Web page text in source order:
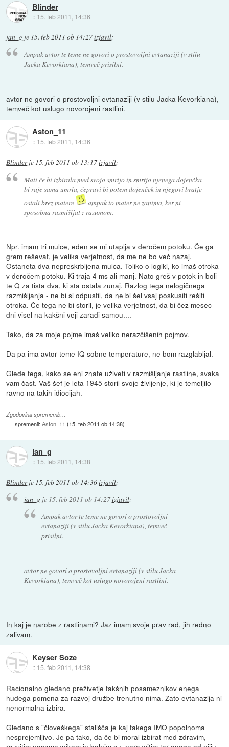
Blinder
:: 15. feb 2011, 14:36
jan_g je 15. feb 2011 ob 14:27izjavil:
Ampak avtor te teme ne govori o prostovoljni evtanaziji (v stilu
Jacka Kevorkiana), temveč prisilni.
avtor ne govori o prostovoljni evtanaziji (v stilu Jacka Kevorkiana),
temveč kot uslugo novorojeni rastlini.
Aston_11
:: 15. feb 2011, 14:36
Blinderje 15. feb 2011 ob 13:17izjavil:
Mati če bi izbirala med svojo smrtjo in smrtjo njenega dojenčka
bi raje sama umrla, čepravi bi potem dojenček in njegovi bratje
ostali brez matere
ampak to mater ne zanima, ker ni
sposobna razmišljat z razumom.
Npr. imam tri mulce, eden se mi utaplja v deročem potoku. Če ga
grem reševat, je velika verjetnost, da me ne bo več nazaj.
Ostaneta dva nepreskrbljena mulca. Toliko o logiki, ko imaš otroka
v deročem potoku. Ki traja 4 ms ali manj. Nato greš v potok in boli
te Q za tista dva, ki sta ostala zunaj. Razlog tega nelogičnega
razmišljanja - ne bi si odpustil, da ne bi šel vsaj poskusiti rešiti
otroka. Če tega ne bi storil, je velika verjetnost, da bi čez mesec
dni visel na kakšni veji zaradi samou....
Tako, da za moje pojme imaš veliko nerazčišenih pojmov.
Da pa ima avtor teme IQ sobne temperature, ne bom razglabljal.
Glede tega, kako se eni znate uživeti v razmišljanje rastline, svaka
vam čast. Vaš šef je leta 1945 storil svoje življenje, ki je temeljilo
ravno na takih idiocijah.
Zgodovina sprememb…
spremenil:Aston_11 (15. feb 2011 ob 14:38)
jan_g
:: 15. feb 2011, 14:38
Blinderje 15. feb 2011 ob 14:36izjavil:
jan_gje 15. feb 2011 ob 14:27izjavil:
Ampak avtor te teme ne govori o prostovoljni
evtanaziji (v stilu Jacka Kevorkiana), temveč
prisilni.
avtor ne govori o prostovoljni evtanaziji (v stilu Jacka
Kevorkiana), temveč kot uslugo novorojeni rastlini.
In kaj je narobe z rastlinami? Jaz imam svoje prav rad, jih redno
zalivam.
Keyser Soze
:: 15. feb 2011, 14:38
Racionalno gledano preživetje takšnih posameznikov enega
hudega pomena za razvoj družbe trenutno nima. Zato evtanazija ni
nenormalna izbira.
Gledano s "človeškega" stališča je kaj takega IMO popolnoma
nesprejemljivo. Je pa tako, da če bi moral izbirat med zdravim,